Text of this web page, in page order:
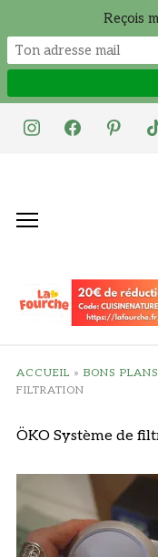
instagramfacebookpinterest
ACCUEIL » BONS
FILTRATION
ÖKO Système de
Reçois